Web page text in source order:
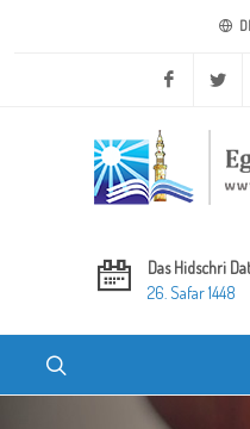
Facebook
Das Hidschri
26. Safar 1448